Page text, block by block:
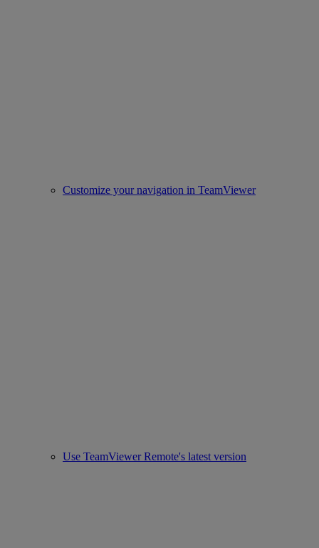
Customize your navigation in TeamViewer
Use TeamViewer Remote's latest version